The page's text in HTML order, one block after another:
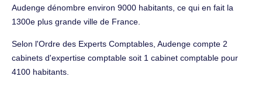
Audenge dénombre environ 9000 habitants, ce qui en fait la
1300e plus grande ville de France.
Selon l'Ordre des Experts Comptables, Audenge compte 2
cabinets d'expertise comptable soit 1 cabinet comptable pour
4100 habitants.